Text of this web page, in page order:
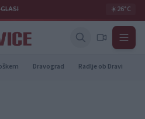
☀️26°C
Dravograd Radlje ob Dravi